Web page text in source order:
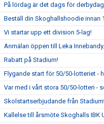
På lördag är det dags för
Beställ din Skoghallshoodie innan
Vi startar upp ett division 5-lag!
Anmälan öppen till Leka
Rabatt på Stadium!
Flygande start för 50/50-lotteriet -
Var med i vårt stora 50/50-lotteri -
Skolstartserbjudande från
Kallelse till årsmöte Skoghalls IBK